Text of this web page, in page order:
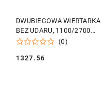
DWUBIEGOWA WIERTARKA
BEZ UDARU, 1100/2700
OBR/MIN ZE SPRZĘGŁEM
DEWALT D21441-QS
(0)
Cena:
1327.56